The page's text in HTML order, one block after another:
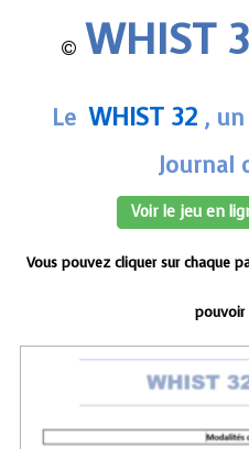
WHIST
Le WHIST 32 ,
Journal
Voir le jeu en
Vous pouvez cliquer sur chaque
pouvoir